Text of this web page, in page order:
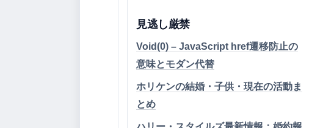
見逃し厳禁
Void(0) – JavaScript href遷移防止の
意味とモダン代替
ホリケンの結婚・子供・現在の活動ま
とめ